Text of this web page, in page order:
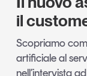
il
Scopriamo
artificiale al
nell’intervista